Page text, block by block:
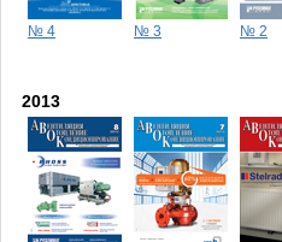
№ 4 № 3 № 2
2013